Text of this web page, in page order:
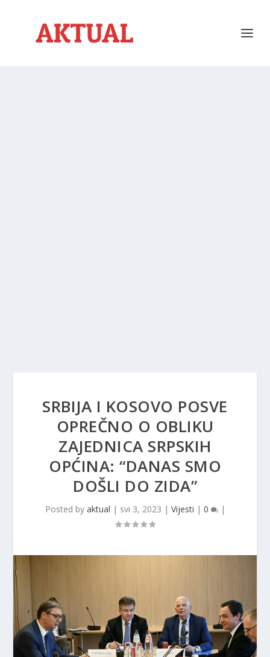
SRBIJA I KOSOVO POSVE
OPREČNO O OBLIKU
ZAJEDNICA SRPSKIH
OPĆINA: “DANAS SMO
DOŠLI DO ZIDA”
Posted by aktual | svi 3, 2023 | Vijesti | 0 |